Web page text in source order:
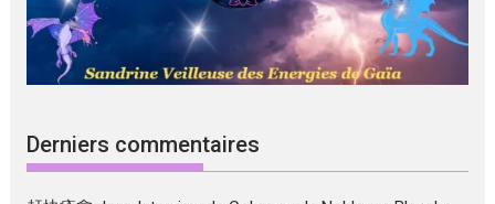
Derniers commentaires